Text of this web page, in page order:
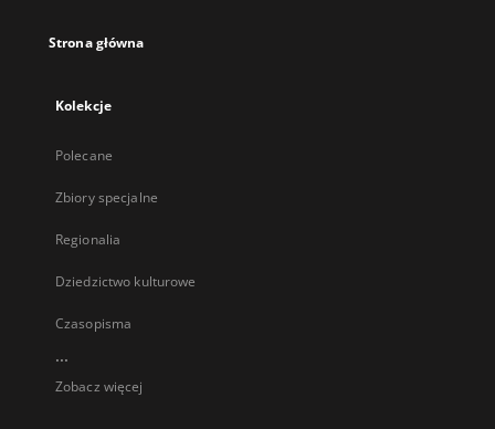
Strona główna
Kolekcje
Polecane
Zbiory specjalne
Regionalia
Dziedzictwo kulturowe
Czasopisma
...
Zobacz więcej